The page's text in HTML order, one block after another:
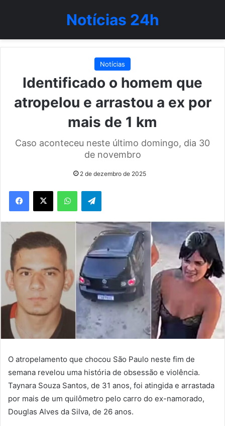
Notícias 24h
Notícias
Identificado o homem que
atropelou e arrastou a ex por
mais de 1 km
Caso aconteceu neste último domingo, dia 30
de novembro
2 de dezembro de 2025
WhatsAppTelegram
O atropelamento que chocou São Paulo neste fim de
semana revelou uma história de obsessão e violência.
Taynara Souza Santos, de 31 anos, foi atingida e arrastada
por mais de um quilômetro pelo carro do ex-namorado,
Douglas Alves da Silva, de 26 anos.